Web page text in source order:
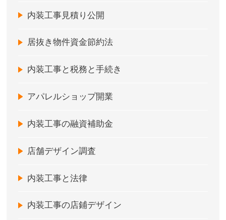
内装工事見積り公開
居抜き物件資金節約法
内装工事と税務と手続き
アパレルショップ開業
内装工事の融資補助金
店舗デザイン調査
内装工事と法律
内装工事の店鋪デザイン